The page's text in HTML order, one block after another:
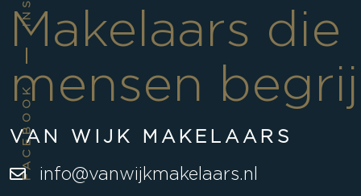
FACEBOOK
Makelaars die
mensen
VAN WIJK MAKELAARS
info@vanwijkmakelaars.nl